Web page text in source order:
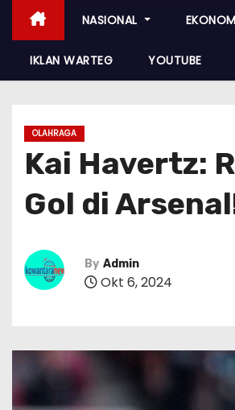
NASIONAL
IKLAN WARTEG YOUTUBE
OLAHRAGA
Kai Havertz:
Gol di
By Admin
Okt 6, 2024